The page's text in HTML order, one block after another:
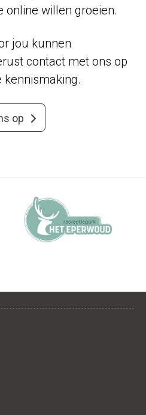
online willen groeien.
jou kunnen
contact met ons op
op